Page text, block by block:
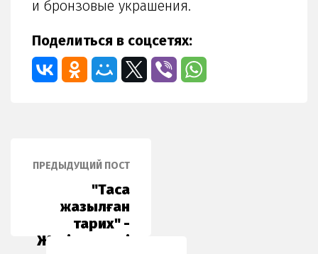
и бронзовые украшения.
Поделиться в соцсетях:
ПРЕДЫДУЩИЙ ПОСТ
"Тасқа
жазылған
тарих" -
Жетісу газеті